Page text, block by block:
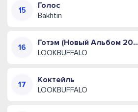
Голос
Bakhtin
Готэм (Новый Альбом 2026)
LOOKBUFFALO
Коктейль
LOOKBUFFALO